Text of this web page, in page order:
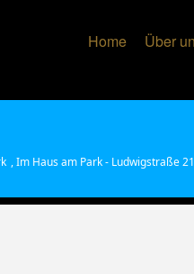
Home Über
, Im Haus am Park - Ludwigstraße